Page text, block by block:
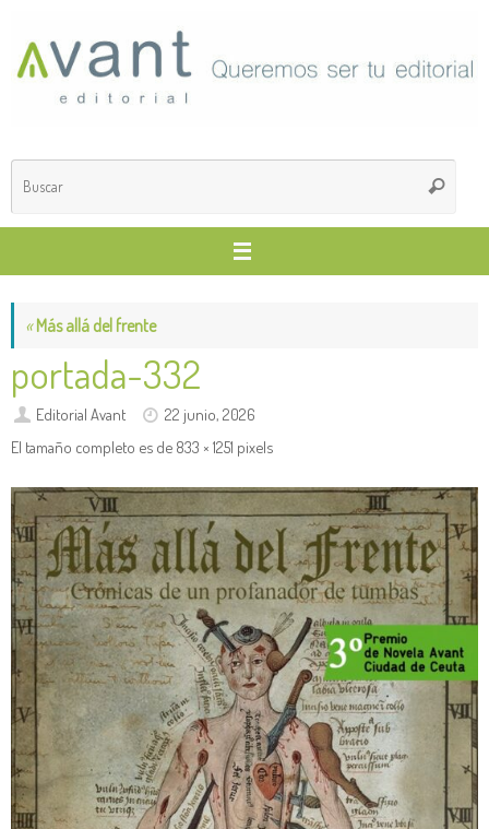
contenido
Buscar
«Más allá del frente
portada-332
Editorial Avant
22 junio, 2026
El tamaño completo es de 833 × 1251 pixels